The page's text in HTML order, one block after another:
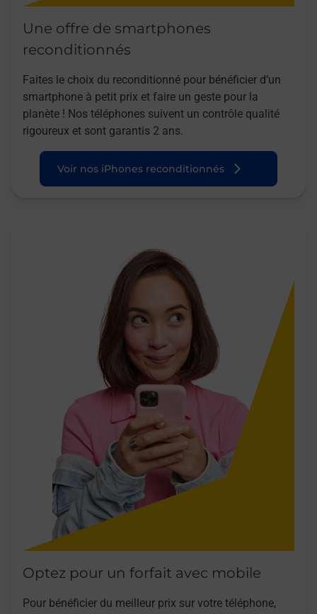
Une offre de smartphones
reconditionnés
Faites le choix du reconditionné pour bénéficier d’un
smartphone à petit prix et faire un geste pour la
planète ! Nos téléphones suivent un contrôle qualité
rigoureux et sont garantis 2 ans.
Voir nos iPhones reconditionnés
Optez pour un forfait avec mobile
Pour bénéficier du meilleur prix sur votre téléphone,